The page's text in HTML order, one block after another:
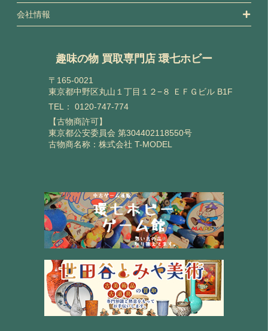
会社情報
趣味の物 買取専門店 環七ホビー
〒165-0021
東京都中野区丸山１丁目１２−８ ＥＦＧビル B1F
TEL： 0120-747-774
【古物商許可】
東京都公安委員会 第304402118550号
古物商名称：株式会社 T-MODEL